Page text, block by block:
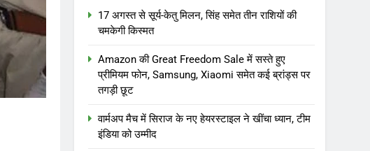
17 अगस्त से सूर्य-केतु मिलन, सिंह समेत तीन राशियों की
चमकेगी किस्मत
Amazon की Great Freedom Sale में सस्ते हुए
प्रीमियम फोन, Samsung, Xiaomi समेत कई ब्रांड्स पर
तगड़ी छूट
वार्मअप मैच में सिराज के नए हेयरस्टाइल ने खींचा ध्यान, टीम
इंडिया को उम्मीद